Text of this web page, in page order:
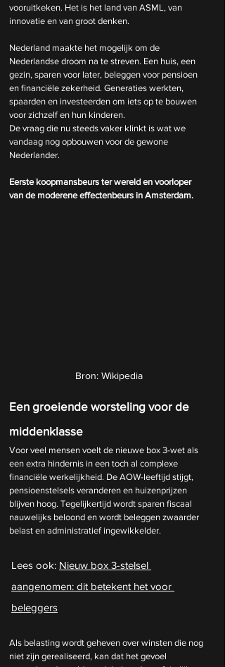
vooruitkeken. Het is het land van ASML, van
innovatie en van groot denken.
Nederland maakte het mogelijk om de
Nederlandse droom na te streven. Een huis, een
gezin, sparen voor later, beleggen voor pensioen
en financiële zekerheid. Generaties werkten,
spaarden en investeerden om iets op te bouwen
voor zichzelf en hun kinderen.
De vraag die nu steeds vaker klinkt is wat we
vandaag nog opbouwen voor de gewone
Nederlander.
Eerste koopmansbeurs ter wereld en voorloper
van de moderene effectenbeurs in Amsterdam.
Bron: Wikipedia
Een groeiende worsteling voor de
middenklasse
Voor veel mensen voelt de nieuwe box 3-wet als
een extra hindernis in een toch al complexe
financiële werkelijkheid. De AOW-leeftijd stijgt,
pensioenstelsels veranderen en huizenprijzen
blijven hoog. Tegelijkertijd wordt sparen fiscaal
nauwelijks beloond en wordt beleggen zwaarder
belast en administratief ingewikkelder.
Lees ook: Nieuw box 3-stelsel
aangenomen: dit betekent het voor
beleggers
Als belasting wordt geheven over winsten die nog
niet zijn gerealiseerd, kan dat het gevoel